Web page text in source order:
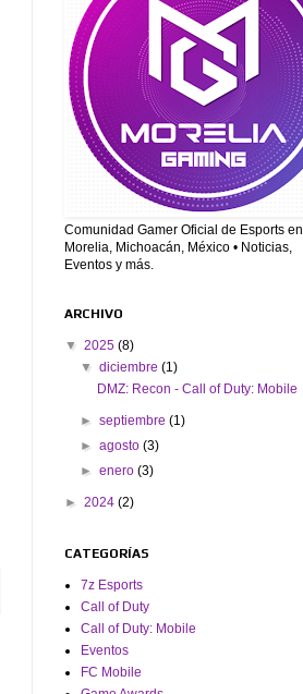
Comunidad Gamer Oficial de Esports en
Morelia, Michoacán, México • Noticias,
Eventos y más.
ARCHIVO
▼ 2025 (8)
▼diciembre(1)
DMZ: Recon - Call of Duty: Mobile
►septiembre(1)
►agosto(3)
►enero(3)
► 2024 (2)
CATEGORÍAS
7z Esports
Call of Duty
Call of Duty: Mobile
Eventos
FC Mobile